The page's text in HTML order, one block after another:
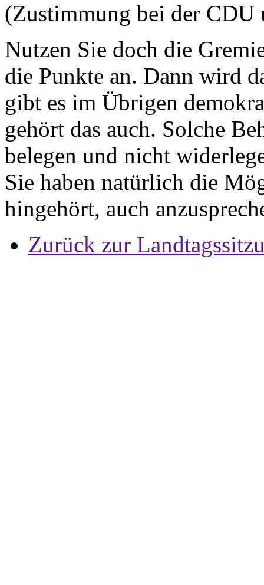
(Zustimmung bei der CDU
Nutzen Sie doch die
die Punkte an. Dann wird
gibt es im Übrigen
gehört das auch. Solche
belegen und nicht
Sie haben natürlich die
hingehört, auch
Zurück zur